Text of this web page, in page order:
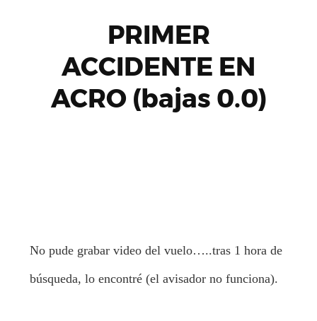
PRIMER
ACCIDENTE EN
ACRO (bajas 0.0)
No pude grabar video del vuelo…..tras 1 hora de
búsqueda, lo encontré (el avisador no funciona).